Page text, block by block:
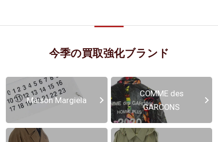
今季の買取強化ブランド
Maison Margiela
COMME des
GARCONS